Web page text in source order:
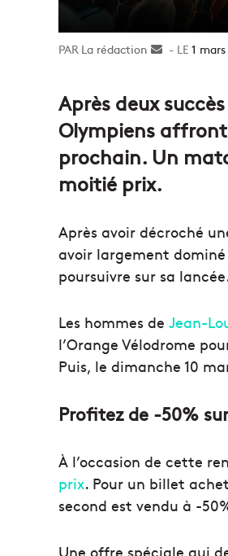
La rédaction
Envoyer
1
Après deux
Olympiens
prochain. Un
moitié prix.
Après avoir décroché
avoir largement
poursuivre sur sa
Les hommes de Jean-
l’Orange Vélodrome
Puis, le dimanche 10
Profitez de -50%
À l’occasion de cette
prix. Pour un billet
second est vendu à -
Une offre spéciale qui